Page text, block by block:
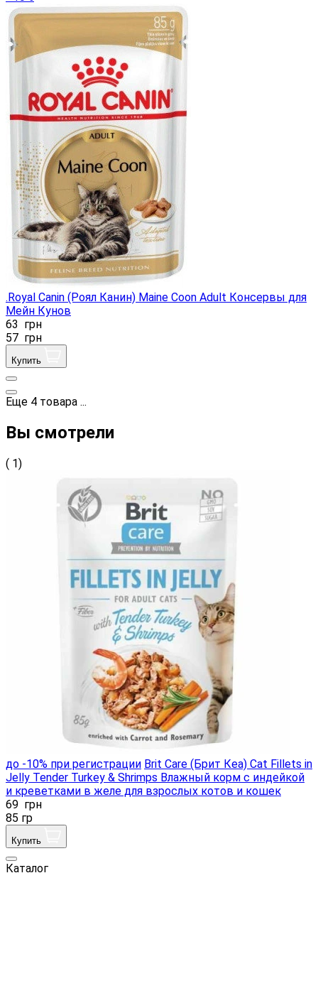
.Royal Canin (Роял Канин) Maine Coon Adult Консервы для
Мейн Кунов
63 грн
57 грн
Купить
Еще 4 товара ...
Вы смотрели
( 1)
до -10% при регистрации Brit Care (Брит Кеа) Cat Fillets in
Jelly Tender Turkey & Shrimps Влажный корм с индейкой
и креветками в желе для взрослых котов и кошек
69 грн
85 гр
Купить
Каталог